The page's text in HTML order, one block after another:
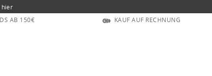
hier
AB 150€
KAUF AUF RECHNUNG